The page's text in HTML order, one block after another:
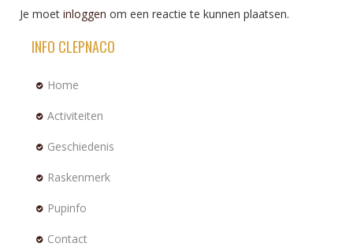
Je moet inloggen om een reactie te kunnen plaatsen.
INFO CLEPNACO
Home
Activiteiten
Geschiedenis
Raskenmerk
Pupinfo
Contact